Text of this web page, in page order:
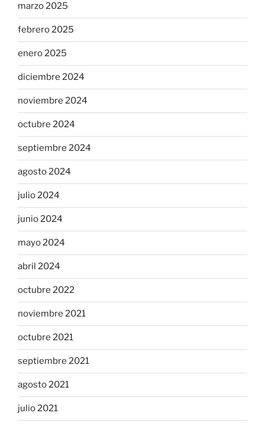
marzo 2025
febrero 2025
enero 2025
diciembre 2024
noviembre 2024
octubre 2024
septiembre 2024
agosto 2024
julio 2024
junio 2024
mayo 2024
abril 2024
octubre 2022
noviembre 2021
octubre 2021
septiembre 2021
agosto 2021
julio 2021